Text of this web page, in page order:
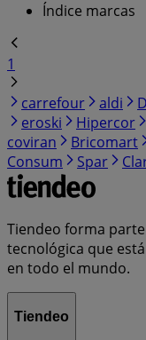
Índice marcas
1
carrefour
aldi
eroski
Hipercor
coviran
Bricomart
Consum
Spar
Tiendeo forma
tecnológica que
en todo el mundo.
Tiendeo